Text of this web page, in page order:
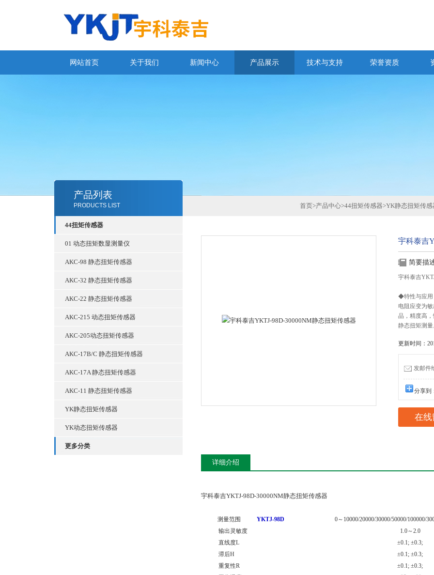
网站首页 关于我们 新闻中心 产品展示 技术与支持 荣誉资质
产品列表
PRODUCTS LIST
44扭矩传感器
01 动态扭矩数显测量仪
AKC-98 静态扭矩传感器
AKC-32 静态扭矩传感器
AKC-22 静态扭矩传感器
AKC-215 动态扭矩传感器
AKC-205动态扭矩传感器
AKC-17B/C 静态扭矩传感器
AKC-17A 静态扭矩传感器
AKC-11 静态扭矩传感器
YK静态扭矩传感器
YK动态扭矩传感器
更多分类
首页>产品中心>44扭矩传感器>YK静态扭矩传感
宇科泰吉
简要描
宇科泰吉
◆特性与应用
电阻应变为
品，精度高
静态扭矩测量
更新时间：
发邮件
分享到
在线
详细介绍
宇科泰吉YKTJ-98D-30000NM静态扭矩传感器
测量范围
YKTJ-98D 0～ 10000/20000/30000/50000/100000/
输出灵敏度
1.0～2.0
直线度L ±0.1; ±0.3;
滞后H ±0.1; ±0.3;
重复性R ±0.1; ±0.3;